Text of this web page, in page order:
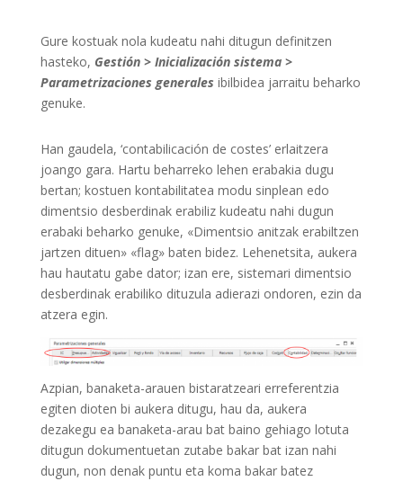
Gure kostuak nola kudeatu nahi ditugun definitzen
hasteko, Gestión > Inicialización sistema >
Parametrizaciones generales ibilbidea jarraitu beharko
genuke.
Han gaudela, ‘contabilicación de costes’ erlaitzera
joango gara. Hartu beharreko lehen erabakia dugu
bertan; kostuen kontabilitatea modu sinplean edo
dimentsio desberdinak erabiliz kudeatu nahi dugun
erabaki beharko genuke, «Dimentsio anitzak erabiltzen
jartzen dituen» «flag» baten bidez. Lehenetsita, aukera
hau hautatu gabe dator; izan ere, sistemari dimentsio
desberdinak erabiliko dituzula adierazi ondoren, ezin da
atzera egin.
Azpian, banaketa-arauen bistaratzeari erreferentzia
egiten dioten bi aukera ditugu, hau da, aukera
dezakegu ea banaketa-arau bat baino gehiago lotuta
ditugun dokumentuetan zutabe bakar bat izan nahi
dugun, non denak puntu eta koma bakar batez